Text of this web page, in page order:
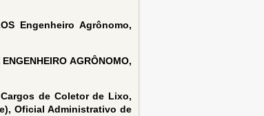
Engenheiro Agrônomo,
AGRÔNOMO,
Cargos de Coletor de Lixo,
Oficial Administrativo de